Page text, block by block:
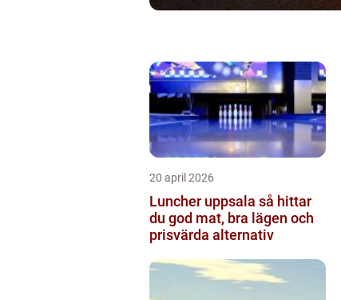
20 april 2026
Luncher uppsala så hittar
du god mat, bra lägen och
prisvärda alternativ